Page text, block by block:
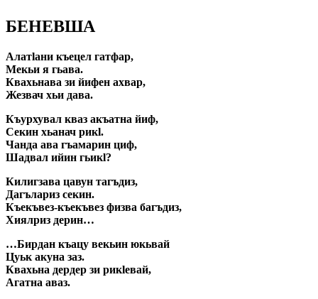
БЕНЕВША
Алатlани къецел гатфар,
Мекьи я гьава.
Квахьнава зи йифен ахвар,
Жезвач хьи дава.
Къурхувал кваз акъатна йиф,
Секин хьанач рикl.
Чанда ава гъамарин циф,
Шадвал ийин гьикl?
Килигзава цавун тагъдиз,
Дагълариз секин.
Къекъвез-къекъвез физва багъдиз,
Хиялриз дерин…
…Бирдан къацу векьин юкьвай
Цуьк акуна заз.
Квахьна дердер зи рикlевай,
Агатна аваз.